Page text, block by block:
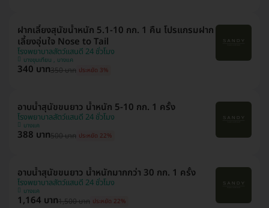
ฝากเลี้ยงสุนัขน้ำหนัก 5.1-10 กก. 1 คืน โปรแกรมฝาก
เลี้ยงอุ่นใจ Nose to Tail
โรงพยาบาลสัตว์แสนดี 24 ชั่วโมง
บางขุนเทียน , บางแค
340 บาท350 บาท ประหยัด 3%
อาบน้ำสุนัขขนยาว น้ำหนัก 5-10 กก. 1 ครั้ง
โรงพยาบาลสัตว์แสนดี 24 ชั่วโมง
บางแค
388 บาท500 บาท ประหยัด 22%
อาบน้ำสุนัขขนยาว น้ำหนักมากกว่า 30 กก. 1 ครั้ง
โรงพยาบาลสัตว์แสนดี 24 ชั่วโมง
บางแค
1,164 บาท1,500 บาท ประหยัด 22%